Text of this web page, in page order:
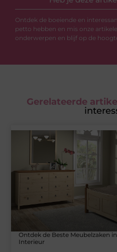
Ontdek de boeiende en
petto hebben en mis onze
onderwerpen en blijf op de
Gerelateerde
Ontdek de Beste Meubelzaken
Interieur